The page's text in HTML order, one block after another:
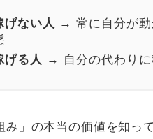
げない人
→ 常に自分が動
げる人
→ 自分の代わりに
み」の本当の価値を知っ